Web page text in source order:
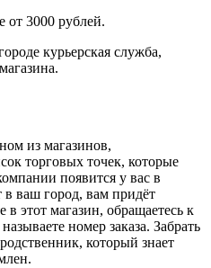
от 3000 рублей.
курьерская служба,
из магазинов,
торговых точек, которые
появится у вас в
в ваш город, вам придёт
этот магазин, обращаетесь к
номер заказа. Забрать
который знает